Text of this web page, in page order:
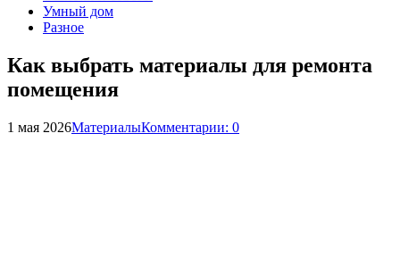
Умный дом
Разное
Как выбрать материалы для ремонта
помещения
1 мая 2026МатериалыКомментарии: 0